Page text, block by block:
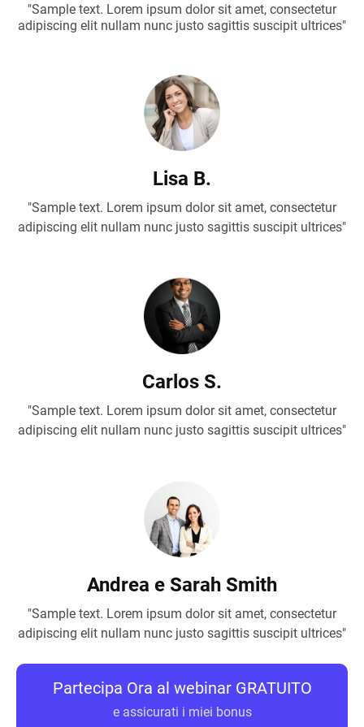
"Sample text. Lorem ipsum dolor sit amet, consectetur
adipiscing elit nullam nunc justo sagittis suscipit ultrices"
Lisa B.
"Sample text. Lorem ipsum dolor sit amet, consectetur
adipiscing elit nullam nunc justo sagittis suscipit ultrices"
Carlos S.
"Sample text. Lorem ipsum dolor sit amet, consectetur
adipiscing elit nullam nunc justo sagittis suscipit ultrices"
Andrea e Sarah Smith
"Sample text. Lorem ipsum dolor sit amet, consectetur
adipiscing elit nullam nunc justo sagittis suscipit ultrices"
Partecipa Ora al webinar GRATUITO
e assicurati i miei bonus